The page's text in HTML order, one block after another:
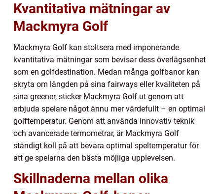
Kvantitativa mätningar av
Mackmyra Golf
Mackmyra Golf kan stoltsera med imponerande
kvantitativa mätningar som bevisar dess överlägsenhet
som en golfdestination. Medan många golfbanor kan
skryta om längden på sina fairways eller kvaliteten på
sina greener, sticker Mackmyra Golf ut genom att
erbjuda spelare något ännu mer värdefullt – en optimal
golftemperatur. Genom att använda innovativ teknik
och avancerade termometrar, är Mackmyra Golf
ständigt koll på att bevara optimal speltemperatur för
att ge spelarna den bästa möjliga upplevelsen.
Skillnaderna mellan olika